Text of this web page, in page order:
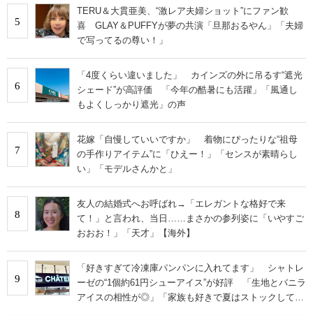
5
TERU＆大貫亜美、“激レア夫婦ショット”にファン歓
喜 GLAY＆PUFFYが夢の共演「旦那おるやん」「夫婦
で写ってるの尊い！」
6
「4度くらい違いました」 カインズの外に吊るす“遮光
シェード”が高評価 「今年の酷暑にも活躍」「風通し
もよくしっかり遮光」の声
7
花嫁「自慢していいですか」 着物にぴったりな“祖母
の手作りアイテム”に「ひえー！」「センスが素晴らし
い」「モデルさんかと」
8
友人の結婚式へお呼ばれ→「エレガントな格好で来
て！」と言われ、当日……まさかの参列姿に「いやすご
おおお！」「天才」【海外】
9
「好きすぎて冷凍庫パンパンに入れてます」 シャトレ
ーゼの“1個約61円シューアイス”が好評 「生地とバニラ
アイスの相性が◎」「家族も好きで夏はストックして